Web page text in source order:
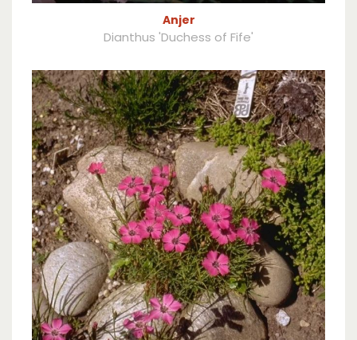
Anjer
Dianthus 'Duchess of Fife'